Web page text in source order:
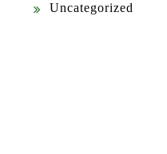
Uncategorized